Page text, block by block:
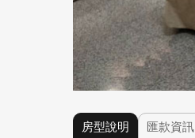
房型說明 匯款資訊